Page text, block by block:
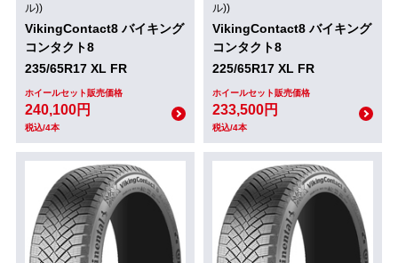
ル))
VikingContact8 バイキング
コンタクト8
235/65R17 XL FR
ホイールセット販売価格
240,100円
税込/4本
ル))
VikingContact8 バイキング
コンタクト8
225/65R17 XL FR
ホイールセット販売価格
233,500円
税込/4本